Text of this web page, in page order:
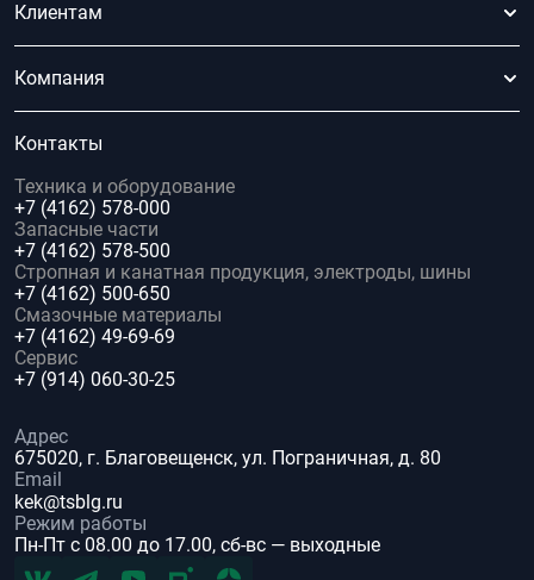
Клиентам
Компания
Контакты
Техника и оборудование
+7 (4162) 578-000
Запасные части
+7 (4162) 578-500
Стропная и канатная продукция, электроды, шины
+7 (4162) 500-650
Смазочные материалы
+7 (4162) 49-69-69
Сервис
+7 (914) 060-30-25
Адрес
675020, г. Благовещенск, ул. Пограничная, д. 80
Email
kek@tsblg.ru
Режим работы
Пн-Пт с 08.00 до 17.00, сб-вс — выходные